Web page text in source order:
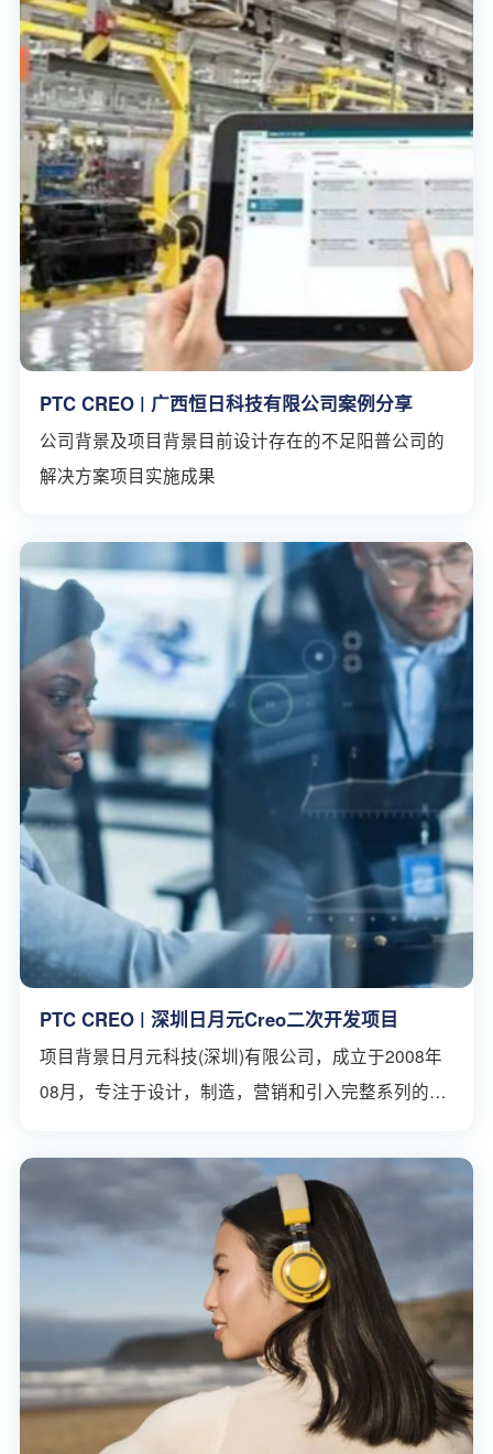
PTC CREO | 广西恒日科技有限公司案例分享
公司背景及项目背景目前设计存在的不足阳普公司的
解决方案项目实施成果
PTC CREO | 深圳日月元Creo二次开发项目
项目背景日月元科技(深圳)有限公司，成立于2008年
08月，专注于设计，制造，营销和引入完整系列的
同时增加市场份额。是业界唯一的100％ODM制造
商，凭借一流的研发实力，卓越的质量控制体系和强
大的制造能